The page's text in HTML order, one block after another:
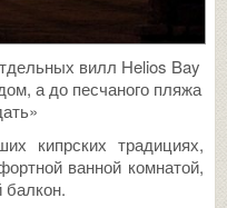
вилл Helios Bay
а до песчаного пляжа
кипрских традициях,
ванной комнатой,